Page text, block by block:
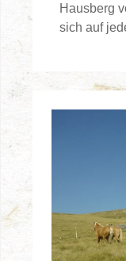
Hausberg
sich auf